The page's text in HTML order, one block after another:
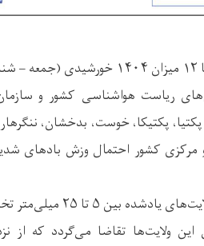
ریاست هواشناسی کشور و
پکتیا، پکتیکا، خوست، بدخشان،
کشور احتمال وزش بادهای
۵ تا ۲۵ میلی‌متر تخمین زده شده است.
این ولایت‌ها تقاضا می‌گردد که